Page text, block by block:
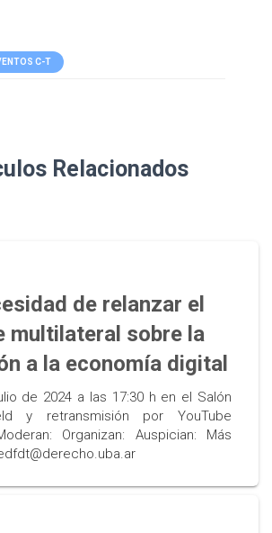
C-T
Relacionados
de relanzar el
multilateral sobre la
a la economía digital
de 2024 a las 17:30 h en el Salón
y retransmisión por YouTube
Organizan: Auspician: Más